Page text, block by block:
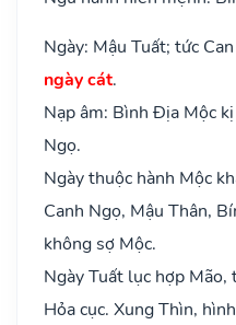
Ngày: Mậu Tuất; tức
ngày cát.
Nạp âm: Bình Địa Mộc
Ngọ.
Ngày thuộc hành Mộc
Canh Ngọ, Mậu Thân,
không sợ Mộc.
Ngày Tuất lục hợp
Hỏa cục. Xung Thìn,